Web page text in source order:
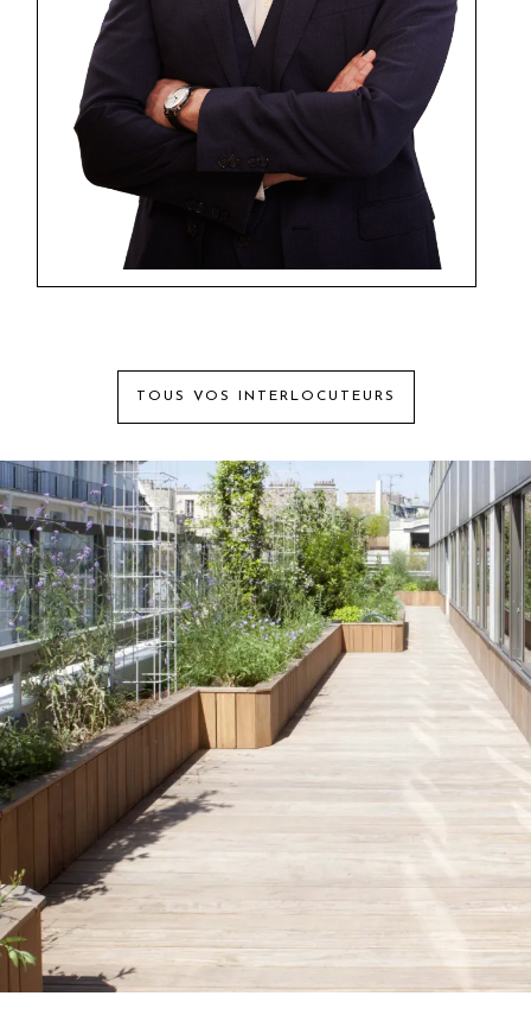
L’ÉTUDE
L’ÉQUIPE
NOTRE HISTOIRE
TARIFS
NOTARIAT DURABLE
TOUS VOS INTERLOCUTEURS